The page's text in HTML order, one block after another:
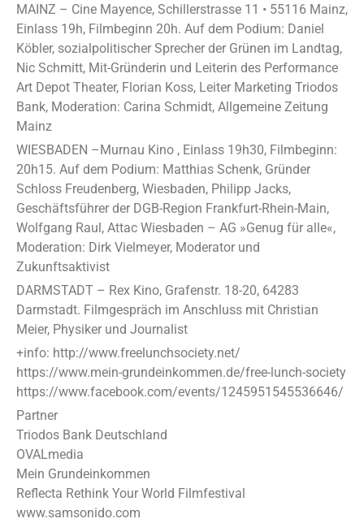
MAINZ – Cine Mayence, Schillerstrasse 11 • 55116 Mainz,
Einlass 19h, Filmbeginn 20h. Auf dem Podium: Daniel
Köbler, sozialpolitischer Sprecher der Grünen im Landtag,
Nic Schmitt, Mit-Gründerin und Leiterin des Performance
Art Depot Theater, Florian Koss, Leiter Marketing Triodos
Bank, Moderation: Carina Schmidt, Allgemeine Zeitung
Mainz
WIESBADEN –Murnau Kino , Einlass 19h30, Filmbeginn:
20h15. Auf dem Podium: Matthias Schenk, Gründer
Schloss Freudenberg, Wiesbaden, Philipp Jacks,
Geschäftsführer der DGB-Region Frankfurt-Rhein-Main,
Wolfgang Raul, Attac Wiesbaden – AG »Genug für alle«,
Moderation: Dirk Vielmeyer, Moderator und
Zukunftsaktivist
DARMSTADT – Rex Kino, Grafenstr. 18-20, 64283
Darmstadt. Filmgespräch im Anschluss mit Christian
Meier, Physiker und Journalist
+info: http://www.freelunchsociety.net/
https://www.mein-grundeinkommen.de/free-lunch-society
https://www.facebook.com/events/1245951545536646/
Partner
Triodos Bank Deutschland
OVALmedia
Mein Grundeinkommen
Reflecta Rethink Your World Filmfestival
www.samsonido.com